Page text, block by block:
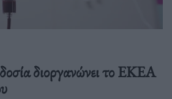
διοργανώνει το ΕΚΕΑ